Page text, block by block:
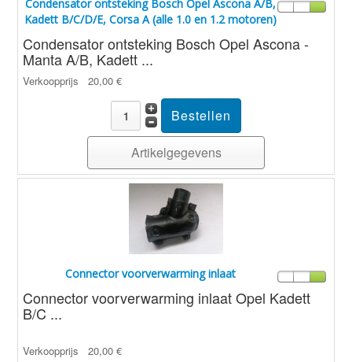
Condensator ontsteking Bosch Opel Ascona A/B,
Kadett B/C/D/E, Corsa A (alle 1.0 en 1.2 motoren)
Condensator ontsteking Bosch Opel Ascona -
Manta A/B, Kadett ...
Verkoopprijs 20,00 €
Artikelgegevens
Connector voorverwarming inlaat
Connector voorverwarming inlaat Opel Kadett
B/C ...
Verkoopprijs 20,00 €